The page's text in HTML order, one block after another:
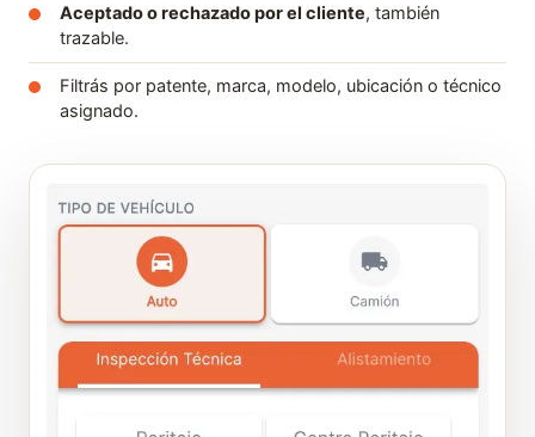
Aceptado o rechazado por el cliente, también
trazable.
Filtrás por patente, marca, modelo, ubicación o técnico
asignado.